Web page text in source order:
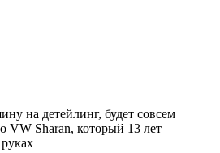
на детейлинг, будет совсем
VW Sharan, который 13 лет